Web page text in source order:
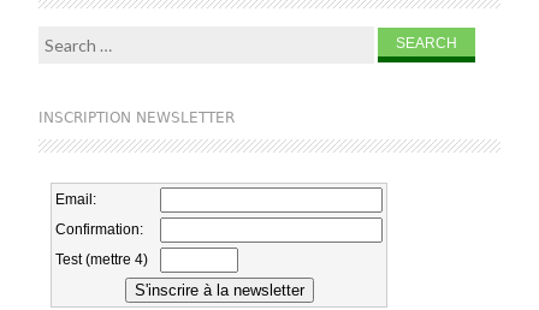
Search for:
INSCRIPTION NEWSLETTER